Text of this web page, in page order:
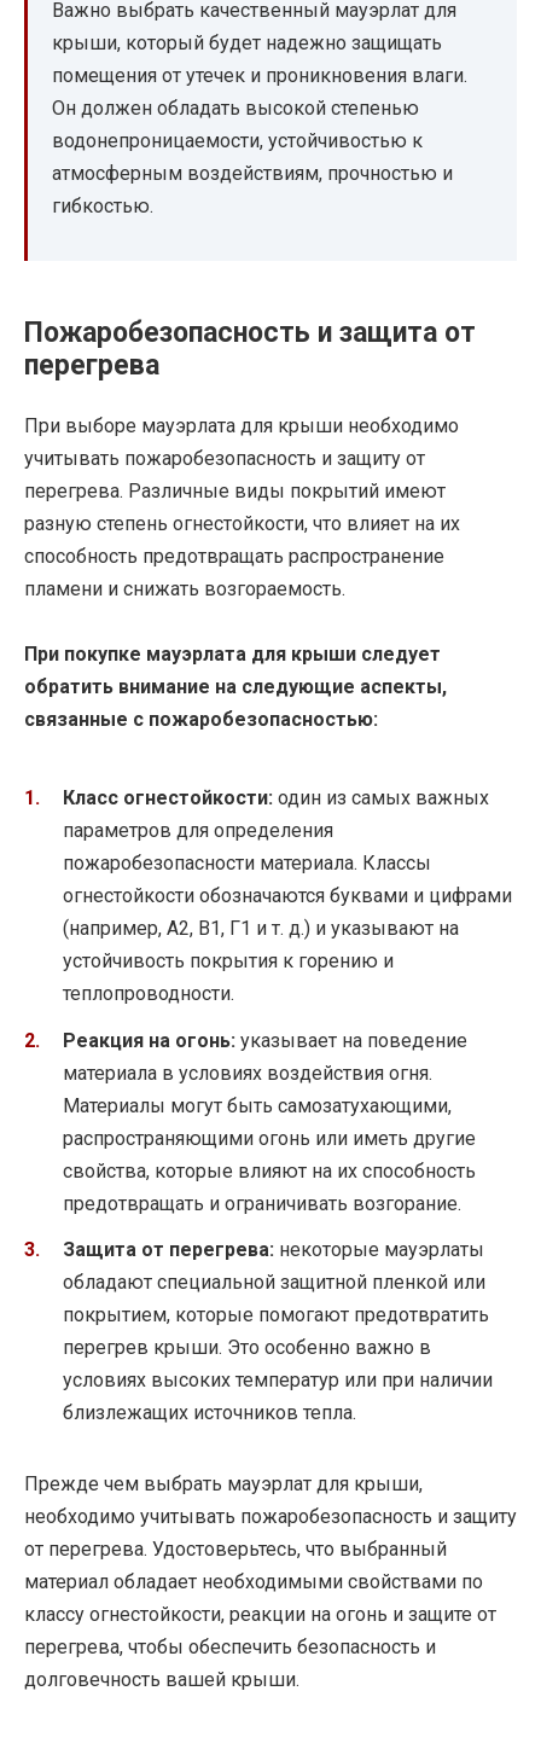
Важно выбрать качественный мауэрлат для
крыши, который будет надежно защищать
помещения от утечек и проникновения влаги.
Он должен обладать высокой степенью
водонепроницаемости, устойчивостью к
атмосферным воздействиям, прочностью и
гибкостью.
Пожаробезопасность и защита от
перегрева
При выборе мауэрлата для крыши необходимо
учитывать пожаробезопасность и защиту от
перегрева. Различные виды покрытий имеют
разную степень огнестойкости, что влияет на их
способность предотвращать распространение
пламени и снижать возгораемость.
При покупке мауэрлата для крыши следует
обратить внимание на следующие аспекты,
связанные с пожаробезопасностью:
Класс огнестойкости: один из самых важных
параметров для определения
пожаробезопасности материала. Классы
огнестойкости обозначаются буквами и цифрами
(например, А2, В1, Г1 и т. д.) и указывают на
устойчивость покрытия к горению и
теплопроводности.
Реакция на огонь: указывает на поведение
материала в условиях воздействия огня.
Материалы могут быть самозатухающими,
распространяющими огонь или иметь другие
свойства, которые влияют на их способность
предотвращать и ограничивать возгорание.
Защита от перегрева: некоторые мауэрлаты
обладают специальной защитной пленкой или
покрытием, которые помогают предотвратить
перегрев крыши. Это особенно важно в
условиях высоких температур или при наличии
близлежащих источников тепла.
Прежде чем выбрать мауэрлат для крыши,
необходимо учитывать пожаробезопасность и защиту
от перегрева. Удостоверьтесь, что выбранный
материал обладает необходимыми свойствами по
классу огнестойкости, реакции на огонь и защите от
перегрева, чтобы обеспечить безопасность и
долговечность вашей крыши.